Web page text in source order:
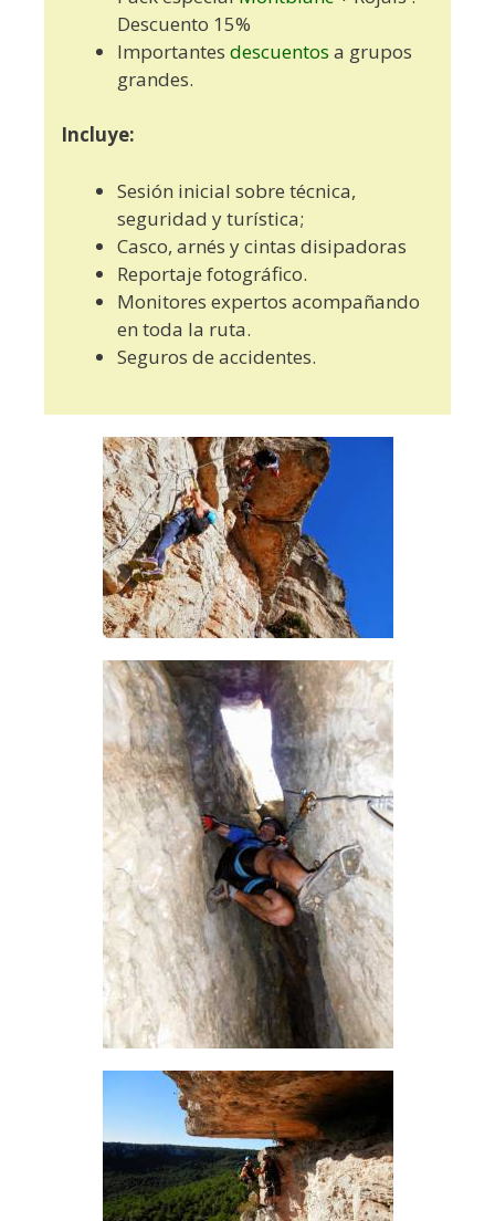
Descuento 15%
Importantes descuentos a grupos
grandes.
Incluye:
Sesión inicial sobre técnica,
seguridad y turística;
Casco, arnés y cintas disipadoras
Reportaje fotográfico.
Monitores expertos acompañando
en toda la ruta.
Seguros de accidentes.